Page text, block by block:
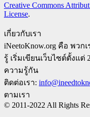
Creative Commons
License.
เกี่ยวกับเรา
iNeetoKnow.org คือ พว
รู้ เริ่มเขียนเว็บไซต์ตั้งแ
ความรู้กัน
ติดต่อเรา:
ตามเรา
© 2011-2022 All Rights